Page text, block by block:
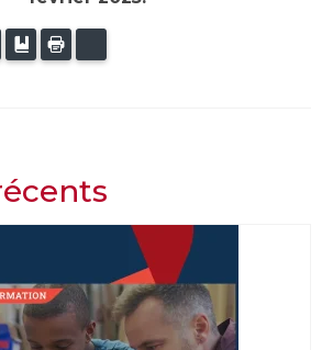
E-mail Ajouter aux favoris